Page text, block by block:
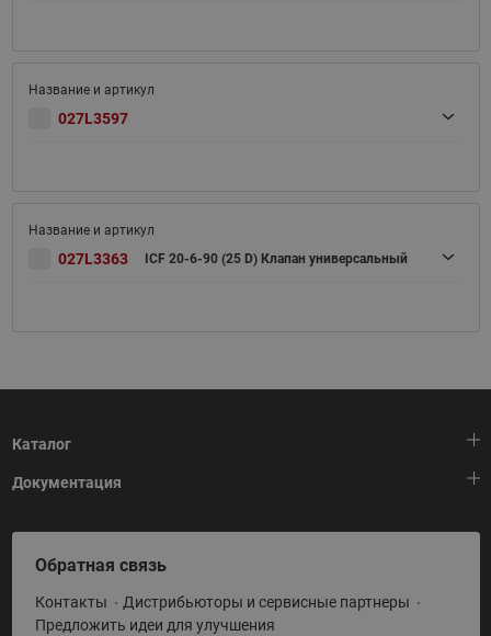
027L3597
027L3363 ICF 20-6-90 (25 D) Клапан универсальный
Каталог
Тепловая автоматика
Холодильная техника
Приводная техника
Промышленная автоматика
Документация
HeatPlatform (Тепловая платформа)
Полезные программы и инструменты
Условия поставки
Обратная связь
Контакты
Дистрибьюторы и сервисные партнеры
Предложить идеи для улучшения